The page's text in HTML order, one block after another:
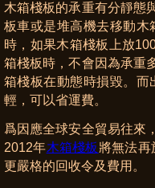
木箱棧板的承重有分靜態
板車或是堆高機去移動木
時，如果木箱棧板上放
箱棧板時，不會因為承重
箱棧板在動態時損毀。而
輕，可以省運費。
爲因應全球安全貿易往來
2012年木箱棧板 將無法
更嚴格的回收令及費用。